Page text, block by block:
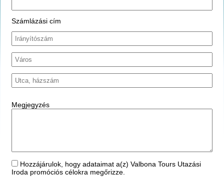
Számlázási cím
Megjegyzés
Hozzájárulok, hogy adataimat a(z) Valbona Tours Utazási
Iroda promóciós célokra megőrizze.